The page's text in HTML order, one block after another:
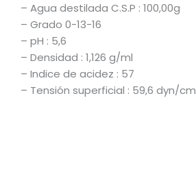
– Agua destilada C.S.P : 100,00g
– Grado 0-13-16
– pH : 5,6
– Densidad : 1,126 g/ml
– Indice de acidez : 57
– Tensión superficial : 59,6 dyn/cm